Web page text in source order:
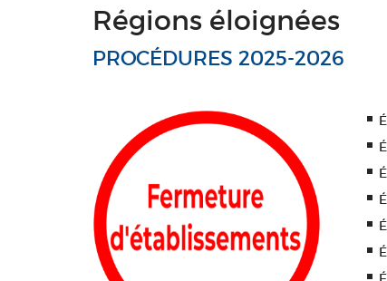
Régions éloignées
PROCÉDURES 2025-2026